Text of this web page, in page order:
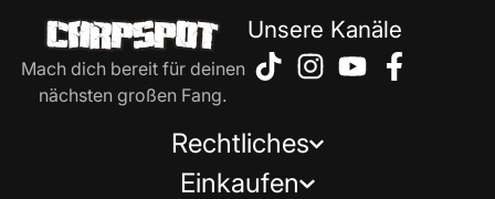
Mach dich bereit für deinen
nächsten großen Fang.
Unsere Kanäle
Rechtliches
Einkaufen